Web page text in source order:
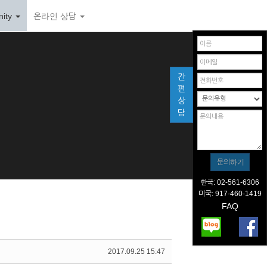
온라인 상담
2017.09.25 15:47
간
편
상
담
한국: 02-561-6306
미국: 917-460-1419
FAQ